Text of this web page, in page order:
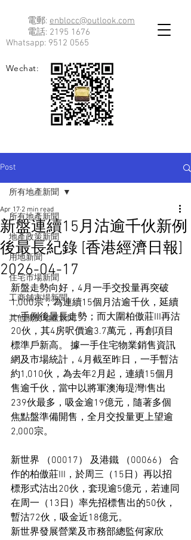
電郵: enblocc@outlook.com
電話: 2195 1676
Whatsapp: 9512 0565
Wechat:
Post
所有地產新聞
地產政策新聞
用地新聞
住宅市場新聞
工商舖市場新聞
其他關於地產新聞
所有地產新聞
新盤連續15月沽逾千伙新例
後最長紀錄 [香港經濟日報]
2026-04-17
Apr 17 2 min read
新盤走勢向好，4月一手交投量再突破
1,000宗，為連續15個月沽逾千伙，延續
一手例後最長走勢；而大圍柏傲莊III再沽
20伙，其4房呎價逾3.7萬元，再創項目
標準戶新高。 據一手住宅物業銷售資訊
網及市場統計，4月截至昨日，一手暫沽
約1,010伙，為去年2月起，連續15個月
售逾千伙，當中以將軍澳海瑅灣I售出
239伙最多，吸金逾19億元，隨著多個
焦點盤準備開售，全月交投量更上望逾
2,000宗。
新世界 （00017） 及港鐵 （00066） 合
作的柏傲莊III，於周三（15日）再以招
標形式沽出20伙，套現逾5億元，若連同
在周一（13日）率先招標售出的50伙，
暫沽72伙，吸金近18億元。
新世界發展營業及市務部總監何家欣